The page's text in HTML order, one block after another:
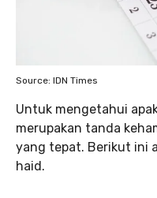
Source: IDN Times
Untuk mengetahui
merupakan tanda
yang tepat. Berikut ini
haid.